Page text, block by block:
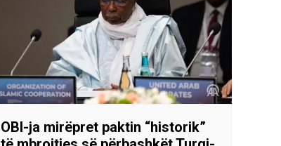
OBI-ja mirëpret paktin “historik”